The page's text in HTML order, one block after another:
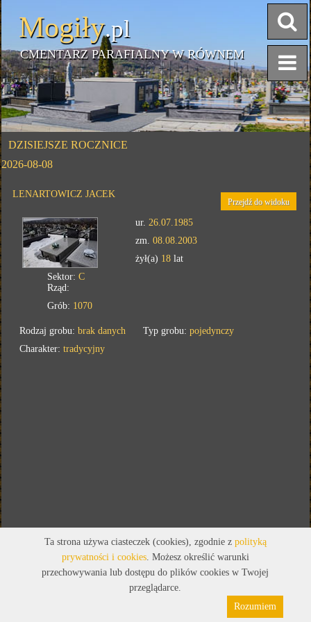
Mogiły.pl
CMENTARZ PARAFIALNY W RÓWNEM
DZISIEJSZE ROCZNICE
2026-08-08
LENARTOWICZ JACEK
Przejdź do widoku
ur.26.07.1985
zm.08.08.2003
żył(a) 18 lat
Sektor:C
Rząd:
Grób: 1070
Rodzaj grobu:brak danych Typ grobu:pojedynczy
Charakter:tradycyjny
Pliki cookies
Ta strona używa ciasteczek (cookies), zgodnie z polityką
prywatności i cookies. Możesz określić warunki
przechowywania lub dostępu do plików cookies w Twojej
przeglądarce.
Rozumiem